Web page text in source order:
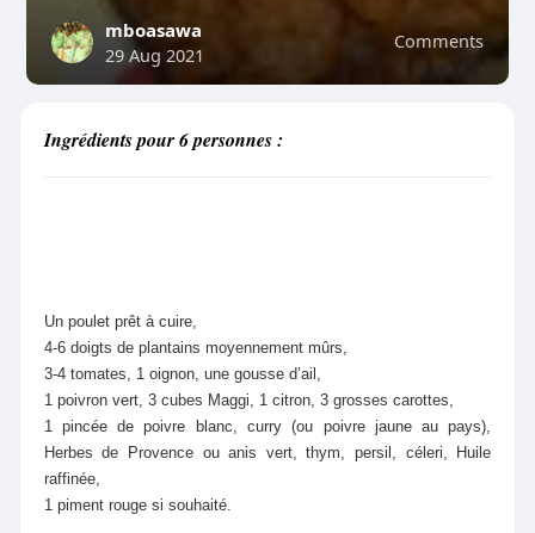
Comments
mboasawa
29 Aug 2021
Ingrédients pour 6 personnes :
Un poulet prêt à cuire,
4-6 doigts de plantains moyennement mûrs,
3-4 tomates, 1 oignon, une gousse d’ail,
1 poivron vert, 3 cubes Maggi, 1 citron, 3 grosses carottes,
1 pincée de poivre blanc, curry (ou poivre jaune au pays),
Herbes de Provence ou anis vert, thym, persil, céleri, Huile
raffinée,
1 piment rouge si souhaité.